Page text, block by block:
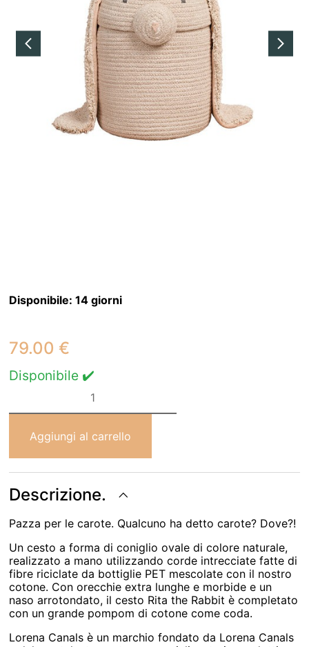
Disponibile:14 giorni
79.00€
Disponibile ✔️
CESTO
RABBIT
30
cm
quantità
Aggiungi al carrello
Descrizione.
Pazza per le carote. Qualcuno ha detto carote? Dove?!
Un cesto a forma di coniglio ovale di colore naturale,
realizzato a mano utilizzando corde intrecciate fatte di
fibre riciclate da bottiglie PET mescolate con il nostro
cotone. Con orecchie extra lunghe e morbide e un
naso arrotondato, il cesto Rita the Rabbit è completato
con un grande pompom di cotone come coda.
Lorena Canals è un marchio fondato da Lorena Canals